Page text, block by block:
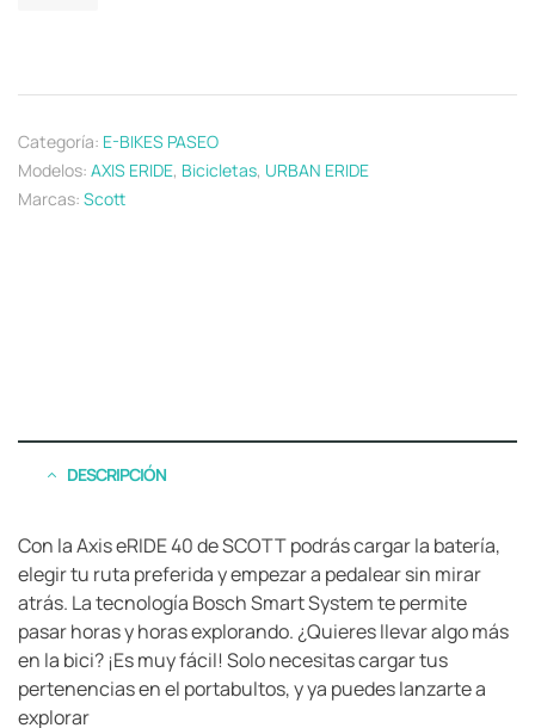
Categoría: E-BIKES PASEO
Modelos: AXIS ERIDE, Bicicletas, URBAN ERIDE
Marcas: Scott
DESCRIPCIÓN
Con la Axis eRIDE 40 de SCOTT podrás cargar la batería,
elegir tu ruta preferida y empezar a pedalear sin mirar
atrás. La tecnología Bosch Smart System te permite
pasar horas y horas explorando. ¿Quieres llevar algo más
en la bici? ¡Es muy fácil! Solo necesitas cargar tus
pertenencias en el portabultos, y ya puedes lanzarte a
explorar